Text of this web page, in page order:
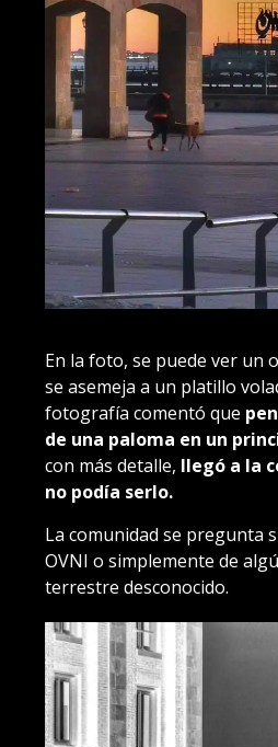
En la foto, se puede ver un
se asemeja a un platillo
fotografía comentó que
de una paloma en un
con más detalle, llegó a la
no podía serlo.
La comunidad se pregunta
OVNI o simplemente de
terrestre desconocido.